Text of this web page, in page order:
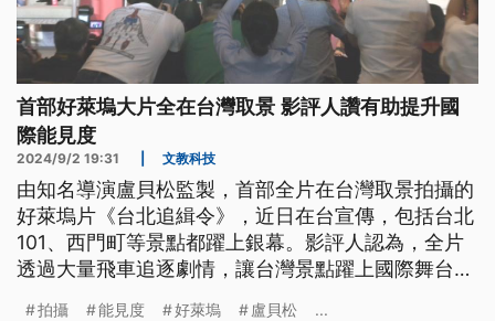
首部好萊塢大片全在台灣取景 影評人讚有助提升國
際能見度
2024/9/2 19:31 文教科技
由知名導演盧貝松監製，首部全片在台灣取景拍攝的
好萊塢片《台北追緝令》，近日在台宣傳，包括台北
101、西門町等景點都躍上銀幕。影評人認為，全片
透過大量飛車追逐劇情，讓台灣景點躍上國際舞台，
拍攝 能見度 好萊塢 盧貝松 ...